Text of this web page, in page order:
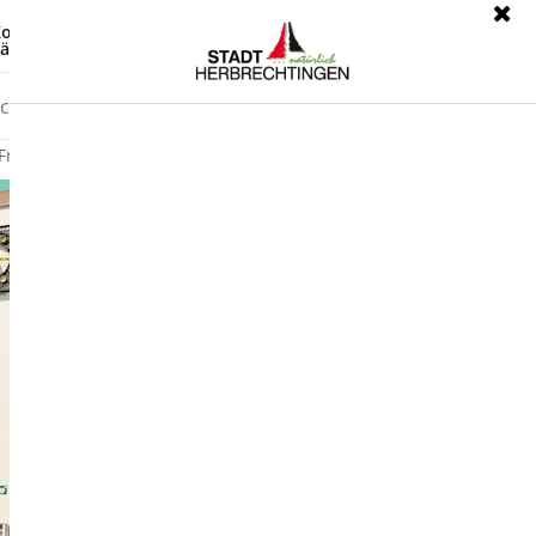
Leichte Sprache